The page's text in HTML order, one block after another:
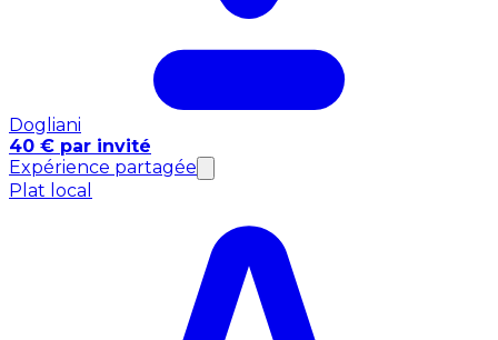
Dogliani
40 € par invité
Expérience partagée
Plat local